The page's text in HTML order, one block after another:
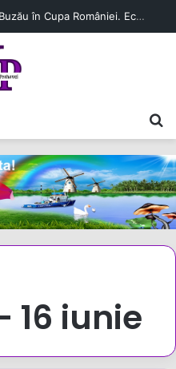
CSO Băicoi, duel cu Metalul Buzău în Cupa României. Echipa prahoveană continuă aventura în competiție
16 iunie